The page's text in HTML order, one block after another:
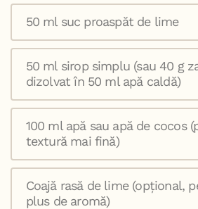
50 ml suc proaspăt de lime
50 ml sirop simplu (sau 40 g
dizolvat în 50 ml apă caldă)
100 ml apă sau apă de cocos
textură mai fină)
Coajă rasă de lime (opțional,
plus de aromă)